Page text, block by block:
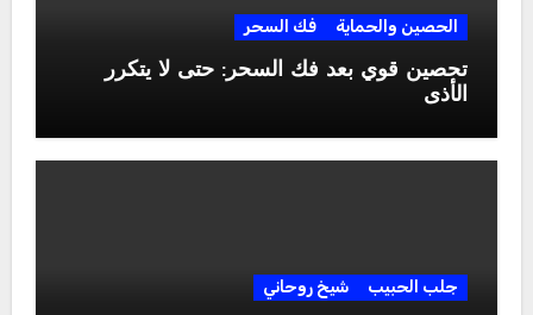
الحصين والحماية فك السحر
تحصين قوي بعد فك السحر: حتى لا يتكرر
الأذى
جلب الحبيب شيخ روحاني